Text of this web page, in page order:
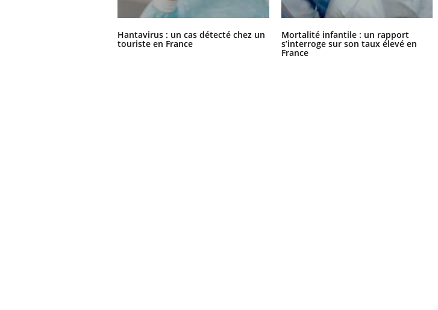
Hantavirus : un cas détecté chez un
touriste en France
Mortalité infantile : un rapport
s’interroge sur son taux élevé en
France
Diabète & Ramadan 2026Youtube Youtube
Un « jumeau numérique » pour
faciliter l’accès à la médecine
préventiveYoutube